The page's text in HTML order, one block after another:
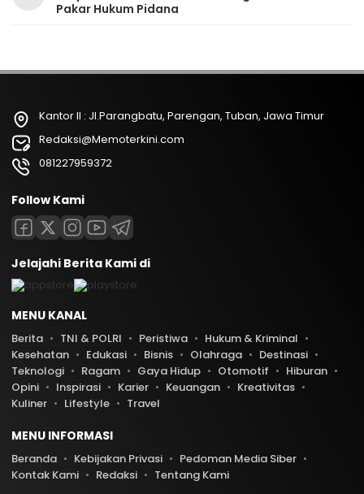
Pakar Hukum Pidana
Kantor II : Jl.Parangbatu, Parengan, Tuban, Jawa Timur
Redaksi@Memoterkini.com
081227959372
Follow Kami
Jelajahi Berita Kami di
MENU KANAL
Berita TNI & POLRI Peristiwa
Hukum & Kriminal
Kesehatan
Edukasi Bisnis Olahraga
Destinasi
Teknologi
Ragam Gaya Hidup Otomotif
Hiburan
Opini
Inspirasi Karier Keuangan
Kreativitas
Kuliner
Lifestyle Travel
MENU INFORMASI
Beranda Kebijakan Privasi
Pedoman Media Siber
Kontak Kami
Redaksi Tentang Kami